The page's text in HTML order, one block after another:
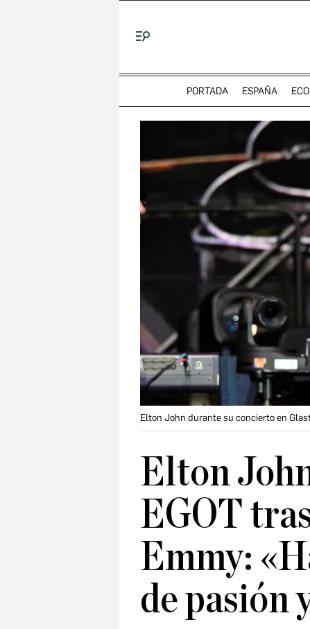
PORTADA ESPAÑA
Elton John durante su concierto en
Elton
EGOT
Emmy:
de pasión